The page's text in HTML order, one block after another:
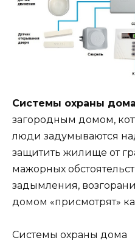
Системы охраны
загородным домом,
люди задумываются
защитить жилище от
мажорных
задымления,
домом «присмотрят»
Системы охраны дома